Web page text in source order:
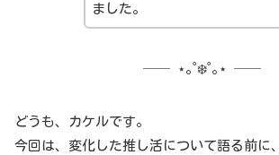
ました。
── ⋆｡˚❄️˚｡⋆ ──
どうも、カケルです。
今回は、変化した推し活について語る前に、